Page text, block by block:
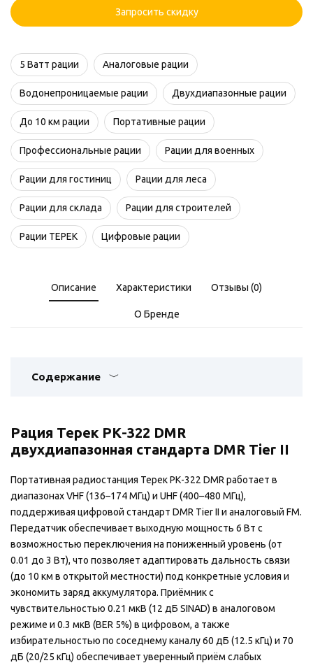
Запросить скидку
5 Ватт рации Аналоговые рации
Водонепроницаемые рации Двухдиапазонные рации
До 10 км рации Портативные рации
Профессиональные рации Рации для военных
Рации для гостиниц Рации для леса
Рации для склада Рации для строителей
Рации ТЕРЕК Цифровые рации
Описание Характеристики Отзывы (0)
О Бренде
Содержание
Рация Терек РК-322 DMR
двухдиапазонная стандарта DMR Tier II
Портативная радиостанция Терек РК-322 DMR работает в
диапазонах VHF (136–174 МГц) и UHF (400–480 МГц),
поддерживая цифровой стандарт DMR Tier II и аналоговый FM.
Передатчик обеспечивает выходную мощность 6 Вт с
возможностью переключения на пониженный уровень (от
0.01 до 3 Вт), что позволяет адаптировать дальность связи
(до 10 км в открытой местности) под конкретные условия и
экономить заряд аккумулятора. Приёмник с
чувствительностью 0.21 мкВ (12 дБ SINAD) в аналоговом
режиме и 0.3 мкВ (BER 5%) в цифровом, а также
избирательностью по соседнему каналу 60 дБ (12.5 кГц) и 70
дБ (20/25 кГц) обеспечивает уверенный приём слабых